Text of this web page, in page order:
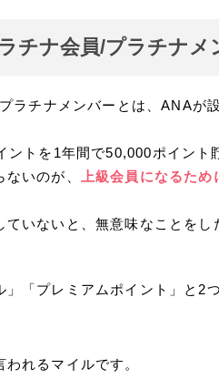
チナ会員/プラチナメ
ラチナメンバーとは、ANAが
ントを1年間で50,000ポイント
いのが、
上級会員になるた
ていないと、無意味なことを
」「プレミアムポイント」と2
れるマイルです。